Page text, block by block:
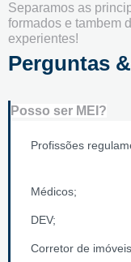
Separamos as
formados e tambem
experientes!
Perguntas
Posso ser MEI?
Profissões
Médicos;
DEV;
Corretor de imóveis